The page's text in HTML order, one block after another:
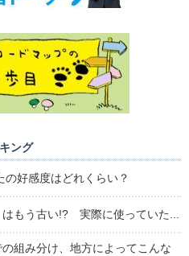
ング
の好感度はどれくらい？
はもう古い!? 実際に使っていた...
組み分け、地方によってこんな